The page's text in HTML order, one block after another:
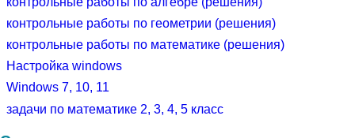
контрольные работы по геометрии (решения)
контрольные работы по математике (решения)
Настройка windows
Windows 7, 10, 11
задачи по математике 2, 3, 4, 5 класс